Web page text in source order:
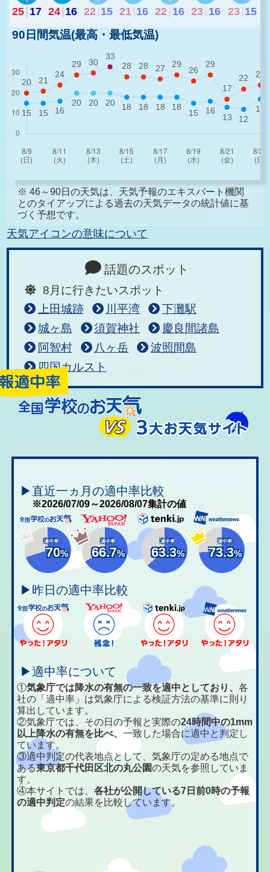
25| 17 24|16 22 15 21 16 22 16 23 16 23 15
90日間気温(最高・最低気温)
※ 46～90日の天気は、天気予報のエキスパート機関
とのタイアップによる過去の天気データの統計値に基
づく予想です。
天気アイコンの意味について
話題のスポット
8月に行きたいスポット
上田城跡
川平湾
下灘駅
城ヶ島
須賀神社
慶良間諸島
阿智村
八ヶ岳
波照間島
四国カルスト
▶直近一ヵ月の適中率比較
※2026/07/09～2026/08/07集計の値
適中率
70%
適中率
66.7%
適中率
63.3%
適中率
73.3%
▶昨日の適中率比較
▶適中率について
①気象庁では降水の有無の一致を適中としており、各
社の「適中率」は気象庁による検証方法の基準に則り
算出しています。
②気象庁では、その日の予報と実際の24時間中の1mm
以上降水の有無を比べ、一致した場合に適中と判定し
ています。
③適中判定の代表地点として、気象庁の定める地点で
ある東京都千代田区北の丸公園の天気を参照していま
す。
④本サイトでは、各社が公開している7日前0時の予報
の適中判定の結果を比較しています。